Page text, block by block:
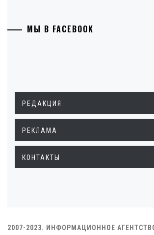
МЫ В FACEBOOK
РЕДАКЦИЯ
РЕКЛАМА
КОНТАКТЫ
2007-2023. ИНФОРМАЦИОННОЕ